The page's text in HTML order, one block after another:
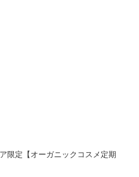
限定【オーガニックコスメ定期